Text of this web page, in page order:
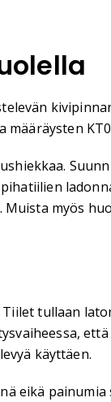
myös
tullaan
käyttäen.
eikä painumia